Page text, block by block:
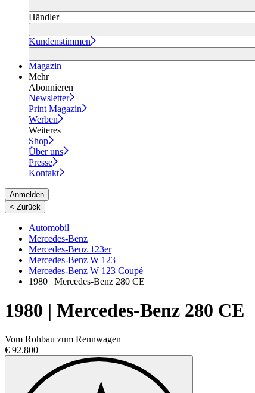
Händler
Kundenstimmen
Magazin
Mehr
Abonnieren
Newsletter
Print Magazin
Werben
Weiteres
Shop
Über uns
Presse
Kontakt
Anmelden
< Zurück
|
Automobil
Mercedes-Benz
Mercedes-Benz 123er
Mercedes-Benz W 123
Mercedes-Benz W 123 Coupé
1980 | Mercedes-Benz 280 CE
1980 | Mercedes-Benz 280 CE
Vom Rohbau zum Rennwagen
€ 92.800